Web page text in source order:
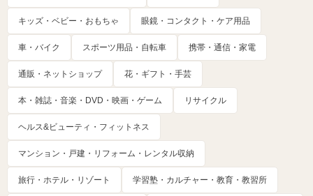
キッズ・ベビー・おもちゃ 眼鏡・コンタクト・ケア用品
車・バイク スポーツ用品・自転車 携帯・通信・家電
通販・ネットショップ 花・ギフト・手芸
本・雑誌・音楽・DVD・映画・ゲーム リサイクル
ヘルス&ビューティ・フィットネス
マンション・戸建・リフォーム・レンタル収納
旅行・ホテル・リゾート 学習塾・カルチャー・教育・教習所